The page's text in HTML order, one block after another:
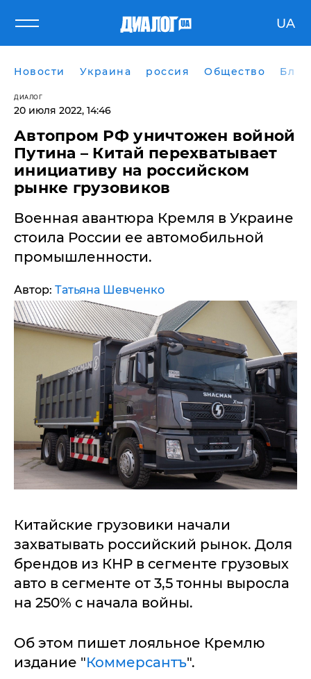
UA
Новости Украина россия Общество
ДИАЛОГ
20 июля 2022, 14:46
​Автопром РФ уничтожен войной
Путина – Китай перехватывает
инициативу на российском
рынке грузовиков
Военная авантюра Кремля в Украине
стоила России ее автомобильной
промышленности.
Автор: Татьяна Шевченко
Китайские грузовики начали
захватывать российский рынок. Доля
брендов из КНР в сегменте грузовых
авто в сегменте от 3,5 тонны выросла
на 250% с начала войны.
Об этом пишет лояльное Кремлю
издание "Коммерсантъ".